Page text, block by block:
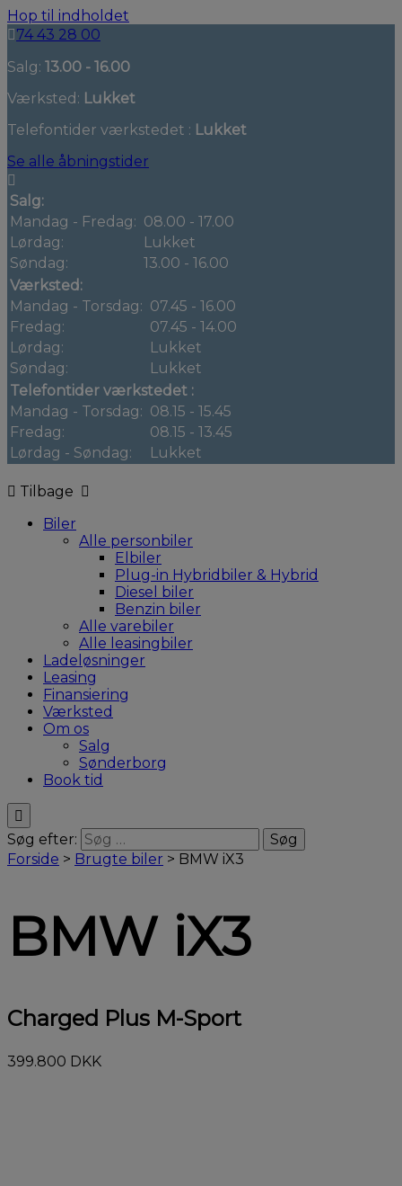
Hop til indholdet
74 43 28 00
Salg: 13.00 - 16.00
Værksted: Lukket
Telefontider værkstedet : Lukket
Se alle åbningstider
Salg:
Mandag - Fredag: 08.00 - 17.00
Lørdag:
Lukket
Søndag:
13.00 - 16.00
Værksted:
Mandag - Torsdag: 07.45 - 16.00
Fredag:
07.45 - 14.00
Lørdag:
Lukket
Søndag:
Lukket
Telefontider værkstedet :
Mandag - Torsdag: 08.15 - 15.45
Fredag:
08.15 - 13.45
Lørdag - Søndag:
Lukket
Tilbage
Biler
Alle personbiler
Elbiler
Plug-in Hybridbiler & Hybrid
Diesel biler
Benzin biler
Alle varebiler
Alle leasingbiler
Ladeløsninger
Leasing
Finansiering
Værksted
Om os
Salg
Sønderborg
Book tid
Søg efter:
Forside > Brugte biler > BMW iX3
BMW iX3
Charged Plus M-Sport
399.800 DKK